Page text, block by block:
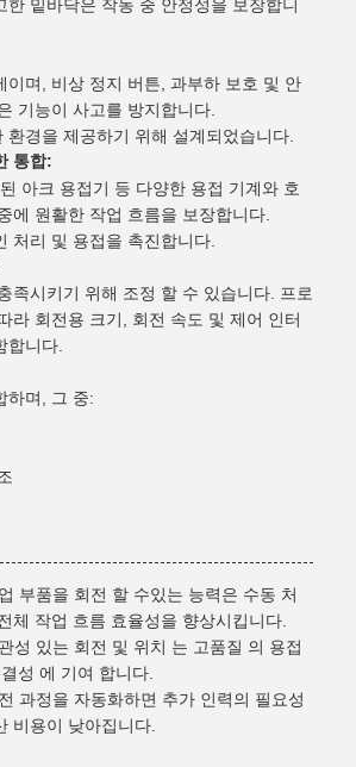
한 밑바닥은 작동 중 안정성을 보장합니
이며, 비상 정지 버튼, 과부하 보호 및 안
기능이 사고를 방지합니다.
환경을 제공하기 위해 설계되었습니다.
통합:
아크 용접기 등 다양한 용접 기계와 호
에 원활한 작업 흐름을 보장합니다.
처리 및 용접을 촉진합니다.
족시키기 위해 조정 할 수 있습니다. 프로
라 회전용 크기, 회전 속도 및 제어 인터
합니다.
하며, 그 중:
부품을 회전 할 수있는 능력은 수동 처
체 작업 흐름 효율성을 향상시킵니다.
성 있는 회전 및 위치 는 고품질 의 용접
성 에 기여 합니다.
과정을 자동화하면 추가 인력의 필요성
비용이 낮아집니다.